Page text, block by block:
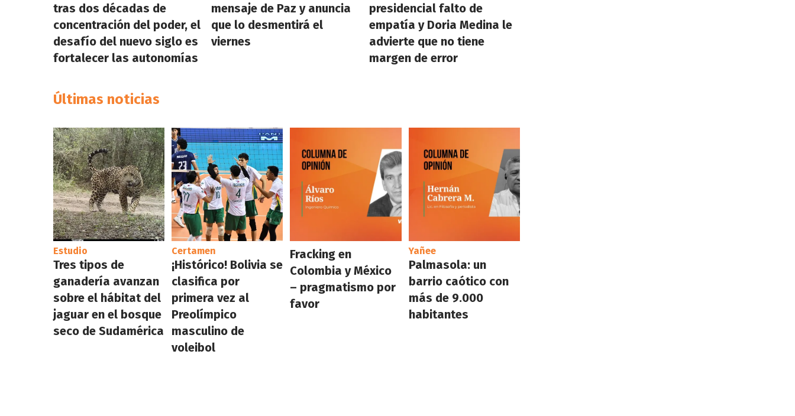
tras dos décadas de
concentración del poder, el
desafío del nuevo siglo es
fortalecer las autonomías
mensaje de Paz y anuncia
que lo desmentirá el
viernes
presidencial falto de
empatía y Doria Medina le
advierte que no tiene
margen de error
Últimas noticias
Estudio
Tres tipos de
ganadería avanzan
sobre el hábitat del
jaguar en el bosque
seco de Sudamérica
Certamen
¡Histórico! Bolivia se
clasifica por
primera vez al
Preolímpico
masculino de
voleibol
Fracking en
Colombia y México
– pragmatismo por
favor
Yañee
Palmasola: un
barrio caótico con
más de 9.000
habitantes